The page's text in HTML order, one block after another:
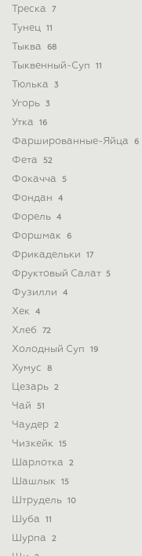
Треска 7
Тунец 11
Тыква 68
Тыквенный-Суп 11
Тюлька 3
Угорь 3
Утка 16
Фаршированные-Яйца 6
Фета 52
Фокачча 5
Фондан 4
Форель 4
Форшмак 6
Фрикадельки 17
Фруктовый Салат 5
Фузилли 4
Хек 4
Хлеб 72
Холодный Суп 19
Хумус 8
Цезарь 2
Чай 51
Чаудер 2
Чизкейк 15
Шарлотка 2
Шашлык 15
Штрудель 10
Шуба 11
Шурпа 2